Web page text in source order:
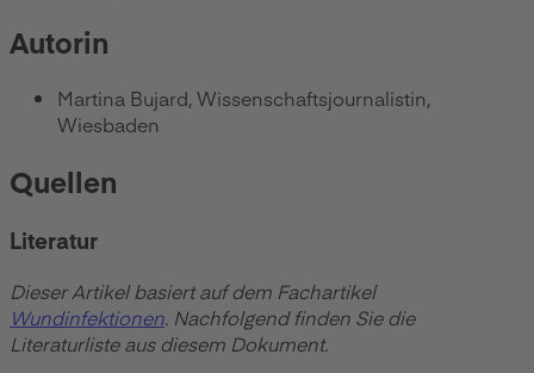
Autorin
Martina Bujard, Wissenschaftsjournalistin,
Wiesbaden
Quellen
Literatur
Dieser Artikel basiert auf dem Fachartikel
Wundinfektionen. Nachfolgend finden Sie die
Literaturliste aus diesem Dokument.